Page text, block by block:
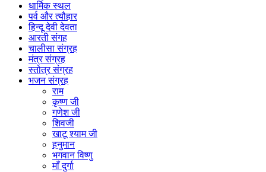
धार्मिक स्थल
पर्व और त्यौहार
हिन्दू देवी देवता
आरती संगह
चालीसा संग्रह
मंत्र संग्रह
स्तोत्र संग्रह
भजन संग्रह
राम
कृष्ण जी
गणेश जी
शिवजी
खाटू श्याम जी
हनुमान
भगवान विष्णु
माँ दुर्गा